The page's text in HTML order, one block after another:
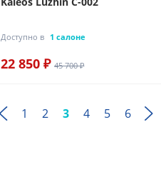
Доступно в 1 салоне
22 850 ₽ 45 700 ₽
1 2 3 4 5 6